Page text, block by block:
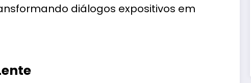
diálogos expositivos em